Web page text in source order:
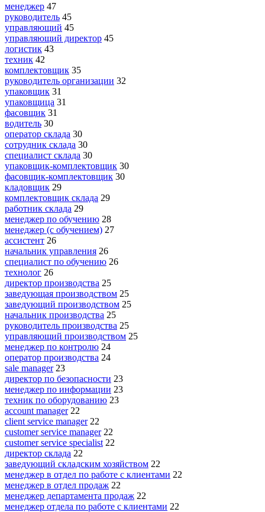
менеджер 47
руководитель 45
управляющий 45
управляющий директор 45
логистик 43
техник 42
комплектовщик 35
руководитель организации 32
упаковщик 31
упаковщица 31
фасовщик 31
водитель 30
оператор склада 30
сотрудник склада 30
специалист склада 30
упаковщик-комплектовщик 30
фасовщик-комплектовщик 30
кладовщик 29
комплектовщик склада 29
работник склада 29
менеджер по обучению 28
менеджер (с обучением) 27
ассистент 26
начальник управления 26
специалист по обучению 26
технолог 26
директор производства 25
заведующая производством 25
заведующий производством 25
начальник производства 25
руководитель производства 25
управляющий производством 25
менеджер по контролю 24
оператор производства 24
sale manager 23
директор по безопасности 23
менеджер по информации 23
техник по оборудованию 23
account manager 22
client service manager 22
customer service manager 22
customer service specialist 22
директор склада 22
заведующий складским хозяйством 22
менеджер в отдел по работе с клиентами 22
менеджер в отдел продаж 22
менеджер департамента продаж 22
менеджер отдела по работе с клиентами 22